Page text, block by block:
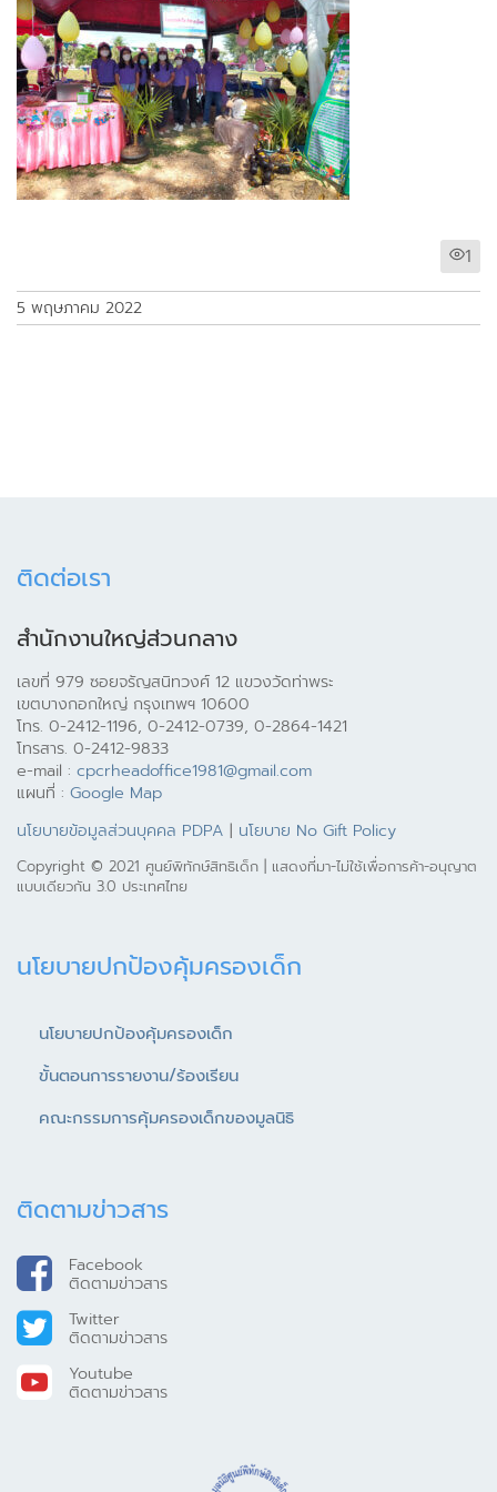
1
5 พฤษภาคม 2022
ติดต่อเรา
สำนักงานใหญ่ส่วนกลาง
เลขที่ 979 ซอยจรัญสนิทวงศ์ 12 แขวงวัดท่าพระ
เขตบางกอกใหญ่ กรุงเทพฯ 10600
โทร. 0-2412-1196, 0-2412-0739, 0-2864-1421
โทรสาร. 0-2412-9833
e-mail : cpcrheadoffice1981@gmail.com
แผนที่ : Google Map
นโยบายข้อมูลส่วนบุคคล PDPA | นโยบาย No Gift Policy
Copyright © 2021 ศูนย์พิทักษ์สิทธิเด็ก | แสดงที่มา-ไม่ใช้เพื่อการค้า-อนุญาต
แบบเดียวกัน 3.0 ประเทศไทย
นโยบายปกป้องคุ้มครองเด็ก
นโยบายปกป้องคุ้มครองเด็ก
ขั้นตอนการรายงาน/ร้องเรียน
คณะกรรมการคุ้มครองเด็กของมูลนิธิ
ติดตามข่าวสาร
Facebook
ติดตามข่าวสาร
Twitter
ติดตามข่าวสาร
Youtube
ติดตามข่าวสาร